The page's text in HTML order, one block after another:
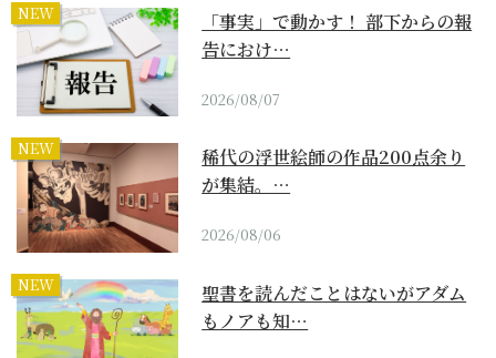
NEW
「事実」で動かす！ 部下からの報
告におけ…
2026/08/07
NEW
稀代の浮世絵師の作品200点余り
が集結。…
2026/08/06
NEW
聖書を読んだことはないがアダム
もノアも知…